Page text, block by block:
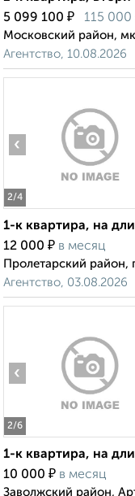
5 099 100 ₽ 115 000
Московский район,
Агентство, 10.08.2026
2/4
‹
1-к квартира, на
12 000 ₽ в месяц
Пролетарский район,
Агентство, 03.08.2026
2/6
‹
1-к квартира, на
10 000 ₽ в месяц
Заволжский район,